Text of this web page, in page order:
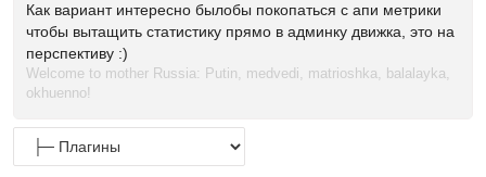
Как вариант интересно былобы покопаться с апи метрики
чтобы вытащить статистику прямо в админку движка, это на
перспективу :)
Welcome to mother Russia: Putin, medvedi, matrioshka, balalayka,
okhuenno!